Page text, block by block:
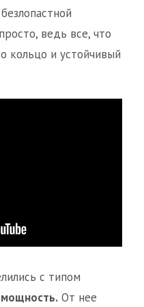
ведь все, что
кольцо и устойчивый
с типом
мощность. От нее